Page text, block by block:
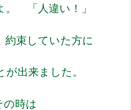
。 「人違い！」
束していた方に
出来ました。
時は